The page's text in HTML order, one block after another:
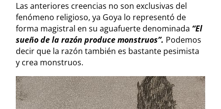
Las anteriores creencias no son exclusivas del
fenómeno religioso, ya Goya lo representó de
forma magistral en su aguafuerte denominada “El
sueño de la razón produce monstruos”. Podemos
decir que la razón también es bastante pesimista
y crea monstruos.